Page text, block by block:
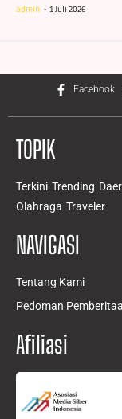
admin 1 Juli 2026
Facebook
TOPIK
Terkini Trending
Olahraga Traveler
NAVIGASI
Tentang Kami
Pedoman
Afiliasi